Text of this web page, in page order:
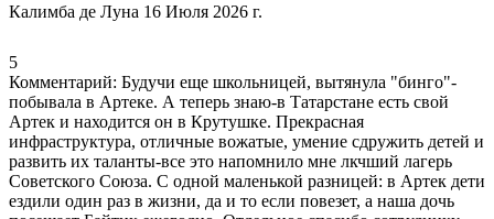
Калимба де Луна 16 Июля 2026 г.
5
Комментарий: Будучи еще школьницей, вытянула "бинго"-
побывала в Артеке. А теперь знаю-в Татарстане есть свой
Артек и находится он в Крутушке. Прекрасная
инфраструктура, отличные вожатые, умение сдружить детей и
развить их таланты-все это напомнило мне лкчший лагерь
Советского Союза. С одной маленькой разницей: в Артек дети
ездили один раз в жизни, да и то если повезет, а наша дочь